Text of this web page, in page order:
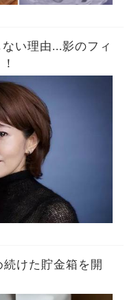
い理由...影のフィ
けた貯金箱を開